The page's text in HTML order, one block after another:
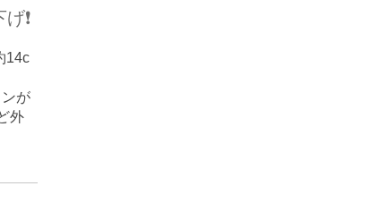
❗️
14c
が
外